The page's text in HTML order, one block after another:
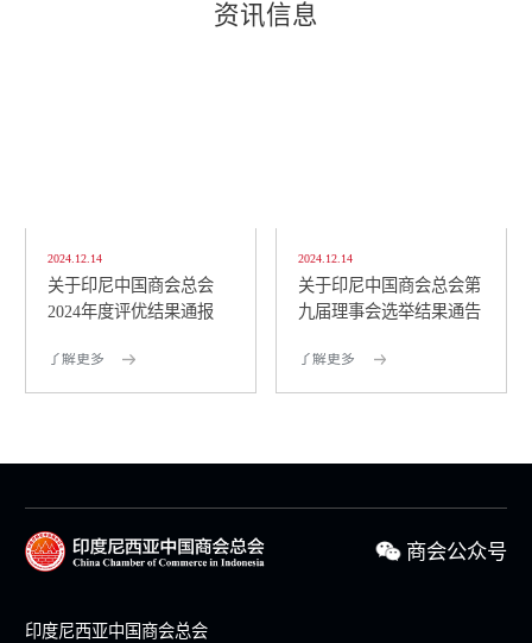
资讯信息
2024.12.14
关于印尼中国商会总会
2024年度评优结果通报
了解更多
2024.12.14
关于印尼中国商会总会第
九届理事会选举结果通告
了解更多
商会公众号
印度尼西亚中国商会总会